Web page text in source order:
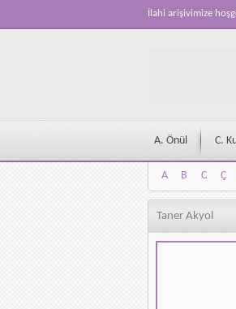
İlahi arişivimize
A. Önül C.
A B C Ç
A
B C Ç
Taner Akyol